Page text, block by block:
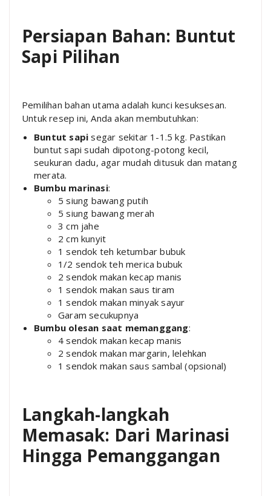
Persiapan Bahan: Buntut
Sapi Pilihan
Pemilihan bahan utama adalah kunci kesuksesan.
Untuk resep ini, Anda akan membutuhkan:
Buntut sapi segar sekitar 1-1.5 kg. Pastikan
buntut sapi sudah dipotong-potong kecil,
seukuran dadu, agar mudah ditusuk dan matang
merata.
Bumbu marinasi:
5 siung bawang putih
5 siung bawang merah
3 cm jahe
2 cm kunyit
1 sendok teh ketumbar bubuk
1/2 sendok teh merica bubuk
2 sendok makan kecap manis
1 sendok makan saus tiram
1 sendok makan minyak sayur
Garam secukupnya
Bumbu olesan saat memanggang:
4 sendok makan kecap manis
2 sendok makan margarin, lelehkan
1 sendok makan saus sambal (opsional)
Langkah-langkah
Memasak: Dari Marinasi
Hingga Pemanggangan